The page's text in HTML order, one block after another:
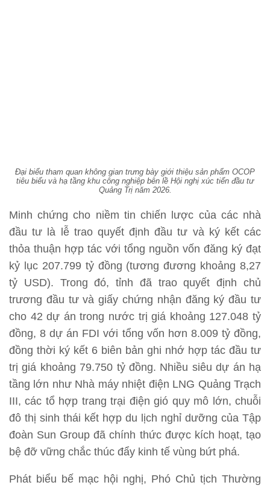
Đại biểu tham quan không gian trưng bày giới thiệu sản phẩm OCOP
tiêu biểu và hạ tầng khu công nghiệp bên lề Hội nghị xúc tiến đầu tư
Quảng Trị năm 2026.
Minh chứng cho niềm tin chiến lược của các nhà
đầu tư là lễ trao quyết định đầu tư và ký kết các
thỏa thuận hợp tác với tổng nguồn vốn đăng ký đạt
kỷ lục 207.799 tỷ đồng (tương đương khoảng 8,27
tỷ USD). Trong đó, tỉnh đã trao quyết định chủ
trương đầu tư và giấy chứng nhận đăng ký đầu tư
cho 42 dự án trong nước trị giá khoảng 127.048 tỷ
đồng, 8 dự án FDI với tổng vốn hơn 8.009 tỷ đồng,
đồng thời ký kết 6 biên bản ghi nhớ hợp tác đầu tư
trị giá khoảng 79.750 tỷ đồng. Nhiều siêu dự án hạ
tầng lớn như Nhà máy nhiệt điện LNG Quảng Trạch
III, các tổ hợp trang trại điện gió quy mô lớn, chuỗi
đô thị sinh thái kết hợp du lịch nghỉ dưỡng của Tập
đoàn Sun Group đã chính thức được kích hoạt, tạo
bệ đỡ vững chắc thúc đẩy kinh tế vùng bứt phá.
Phát biểu bế mạc hội nghị, Phó Chủ tịch Thường